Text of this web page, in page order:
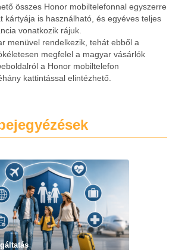
összes Honor mobiltelefonnal egyszerre
kártyája is használható, és egyéves teljes
vonatkozik rájuk.
menüvel rendelkezik, tehát ebből a
megfelel a magyar vásárlók
a Honor mobiltelefon
kattintással elintézhető.